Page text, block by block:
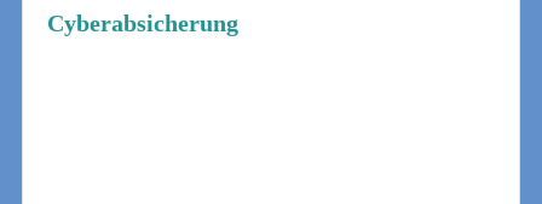
Cyberabsicherung